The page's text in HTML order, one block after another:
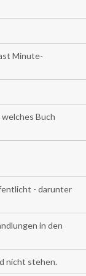
Minute-
Buch
- darunter
in den
nicht stehen.